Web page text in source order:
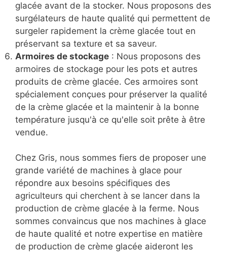
glacée avant de la stocker. Nous proposons des
surgélateurs de haute qualité qui permettent de
surgeler rapidement la crème glacée tout en
préservant sa texture et sa saveur.
Armoires de stockage : Nous proposons des
armoires de stockage pour les pots et autres
produits de crème glacée. Ces armoires sont
spécialement conçues pour préserver la qualité
de la crème glacée et la maintenir à la bonne
température jusqu'à ce qu'elle soit prête à être
vendue.
Chez Gris, nous sommes fiers de proposer une
grande variété de machines à glace pour
répondre aux besoins spécifiques des
agriculteurs qui cherchent à se lancer dans la
production de crème glacée à la ferme. Nous
sommes convaincus que nos machines à glace
de haute qualité et notre expertise en matière
de production de crème glacée aideront les